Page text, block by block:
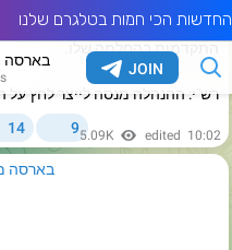
החדשות הכי חמות בטלגרם שלנו